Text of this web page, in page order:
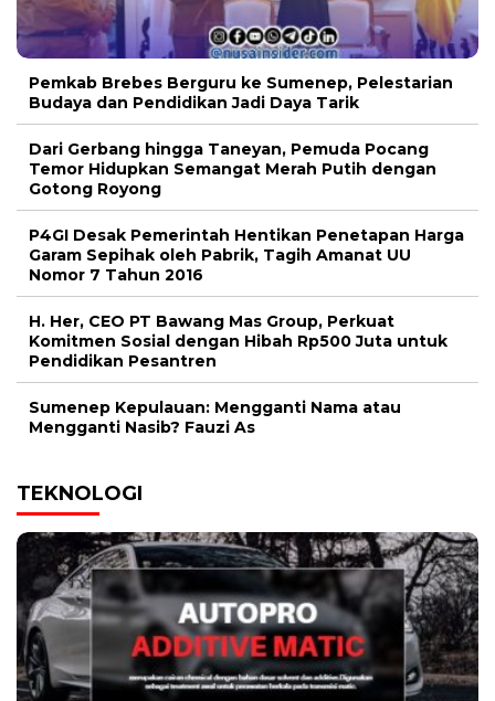
Pemkab Brebes Berguru ke Sumenep, Pelestarian
Budaya dan Pendidikan Jadi Daya Tarik
Dari Gerbang hingga Taneyan, Pemuda Pocang
Temor Hidupkan Semangat Merah Putih dengan
Gotong Royong
P4GI Desak Pemerintah Hentikan Penetapan Harga
Garam Sepihak oleh Pabrik, Tagih Amanat UU
Nomor 7 Tahun 2016
H. Her, CEO PT Bawang Mas Group, Perkuat
Komitmen Sosial dengan Hibah Rp500 Juta untuk
Pendidikan Pesantren
Sumenep Kepulauan: Mengganti Nama atau
Mengganti Nasib? Fauzi As
TEKNOLOGI